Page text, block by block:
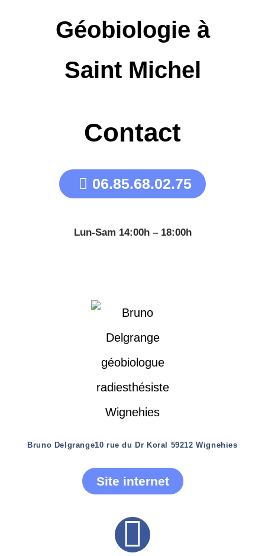
Géobiologie à
Saint Michel
Contact
06.85.68.02.75
Lun-Sam 14:00h – 18:00h
Bruno Delgrange10 rue du Dr Koral 59212 Wignehies
Site internet